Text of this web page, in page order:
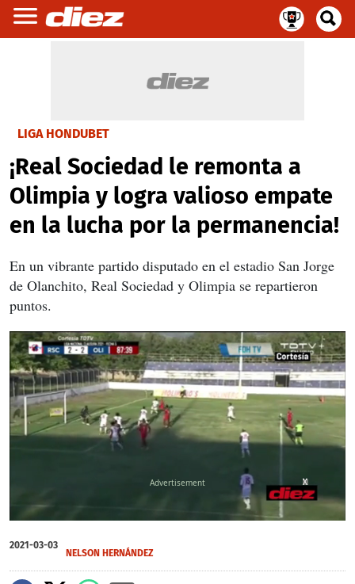
LIGA HONDUBET
¡Real Sociedad le remonta a
Olimpia y logra valioso empate
en la lucha por la permanencia!
En un vibrante partido disputado en el estadio San Jorge
de Olanchito, Real Sociedad y Olimpia se repartieron
puntos.
seconds
of
seconds
X
X
X
X
X
X
X
2021-03-03
NELSON HERNÁNDEZ